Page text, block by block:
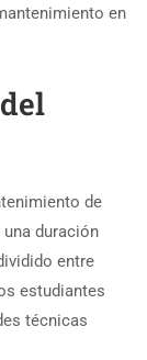
en
de
duración
entre
estudiantes
técnicas